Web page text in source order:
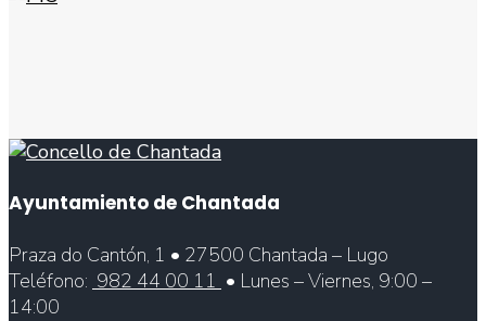
Ayuntamiento de Chantada
Praza do Cantón, 1 • 27500 Chantada – Lugo
Teléfono: 982 44 00 11 • Lunes – Viernes, 9:00 –
14:00